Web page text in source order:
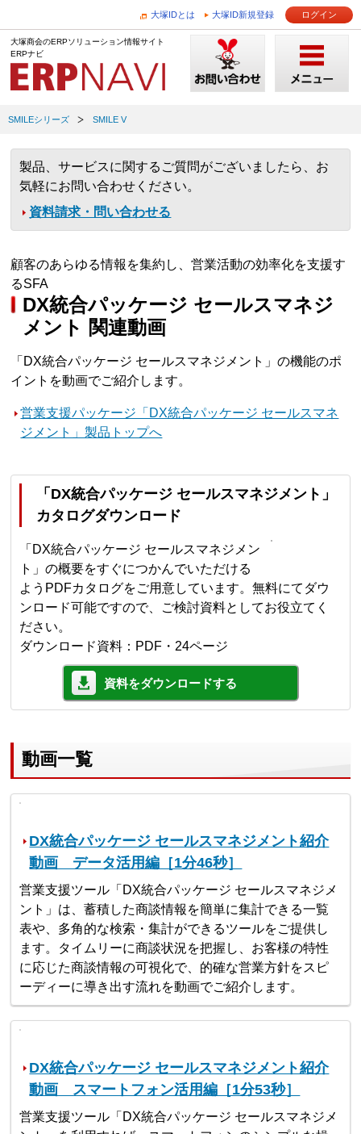
大塚IDとは 大塚ID新規登録 ログイン
大塚商会のERPソリューション情報サイト
ERPナビ
SMILEシリーズ SMILE V
製品、サービスに関するご質問がございましたら、お
気軽にお問い合わせください。
資料請求・問い合わせる
顧客のあらゆる情報を集約し、営業活動の効率化を支援す
るSFA
DX統合パッケージ セールスマネジ
メント 関連動画
「DX統合パッケージ セールスマネジメント」の機能のポ
イントを動画でご紹介します。
営業支援パッケージ「DX統合パッケージ セールスマネ
ジメント」製品トップへ
「DX統合パッケージ セールスマネジメント」
カタログダウンロード
「DX統合パッケージ セールスマネジメン
ト」の概要をすぐにつかんでいただける
ようPDFカタログをご用意しています。無料にてダウ
ンロード可能ですので、ご検討資料としてお役立てく
ださい。
ダウンロード資料：PDF・24ページ
資料をダウンロードする
動画一覧
DX統合パッケージ セールスマネジメント紹介
動画 データ活用編［1分46秒］
営業支援ツール「DX統合パッケージ セールスマネジメ
ント」は、蓄積した商談情報を簡単に集計できる一覧
表や、多角的な検索・集計ができるツールをご提供し
ます。タイムリーに商談状況を把握し、お客様の特性
に応じた商談情報の可視化で、的確な営業方針をスピ
ーディーに導き出す流れを動画でご紹介します。
DX統合パッケージ セールスマネジメント紹介
動画 スマートフォン活用編［1分53秒］
営業支援ツール「DX統合パッケージ セールスマネジメ